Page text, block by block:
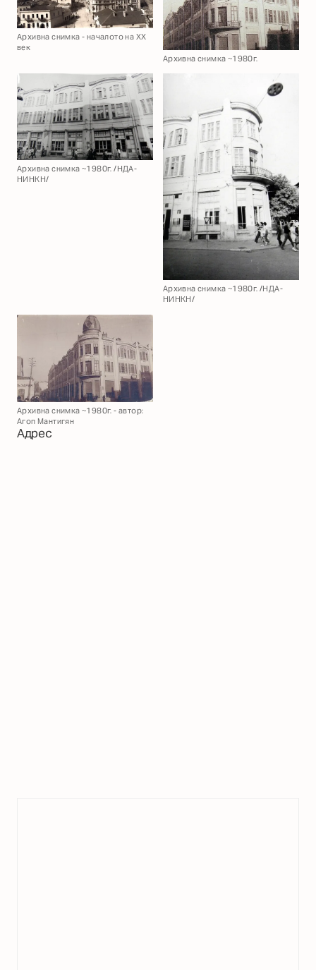
Архивна снимка - началото на XX
век
Архивна снимка ~1980г.
Архивна снимка ~1980г. /НДА-
НИНКН/
Архивна снимка ~1980г. /НДА-
НИНКН/
Архивна снимка ~1980г. - автор:
Агоп Мантигян
Адрес